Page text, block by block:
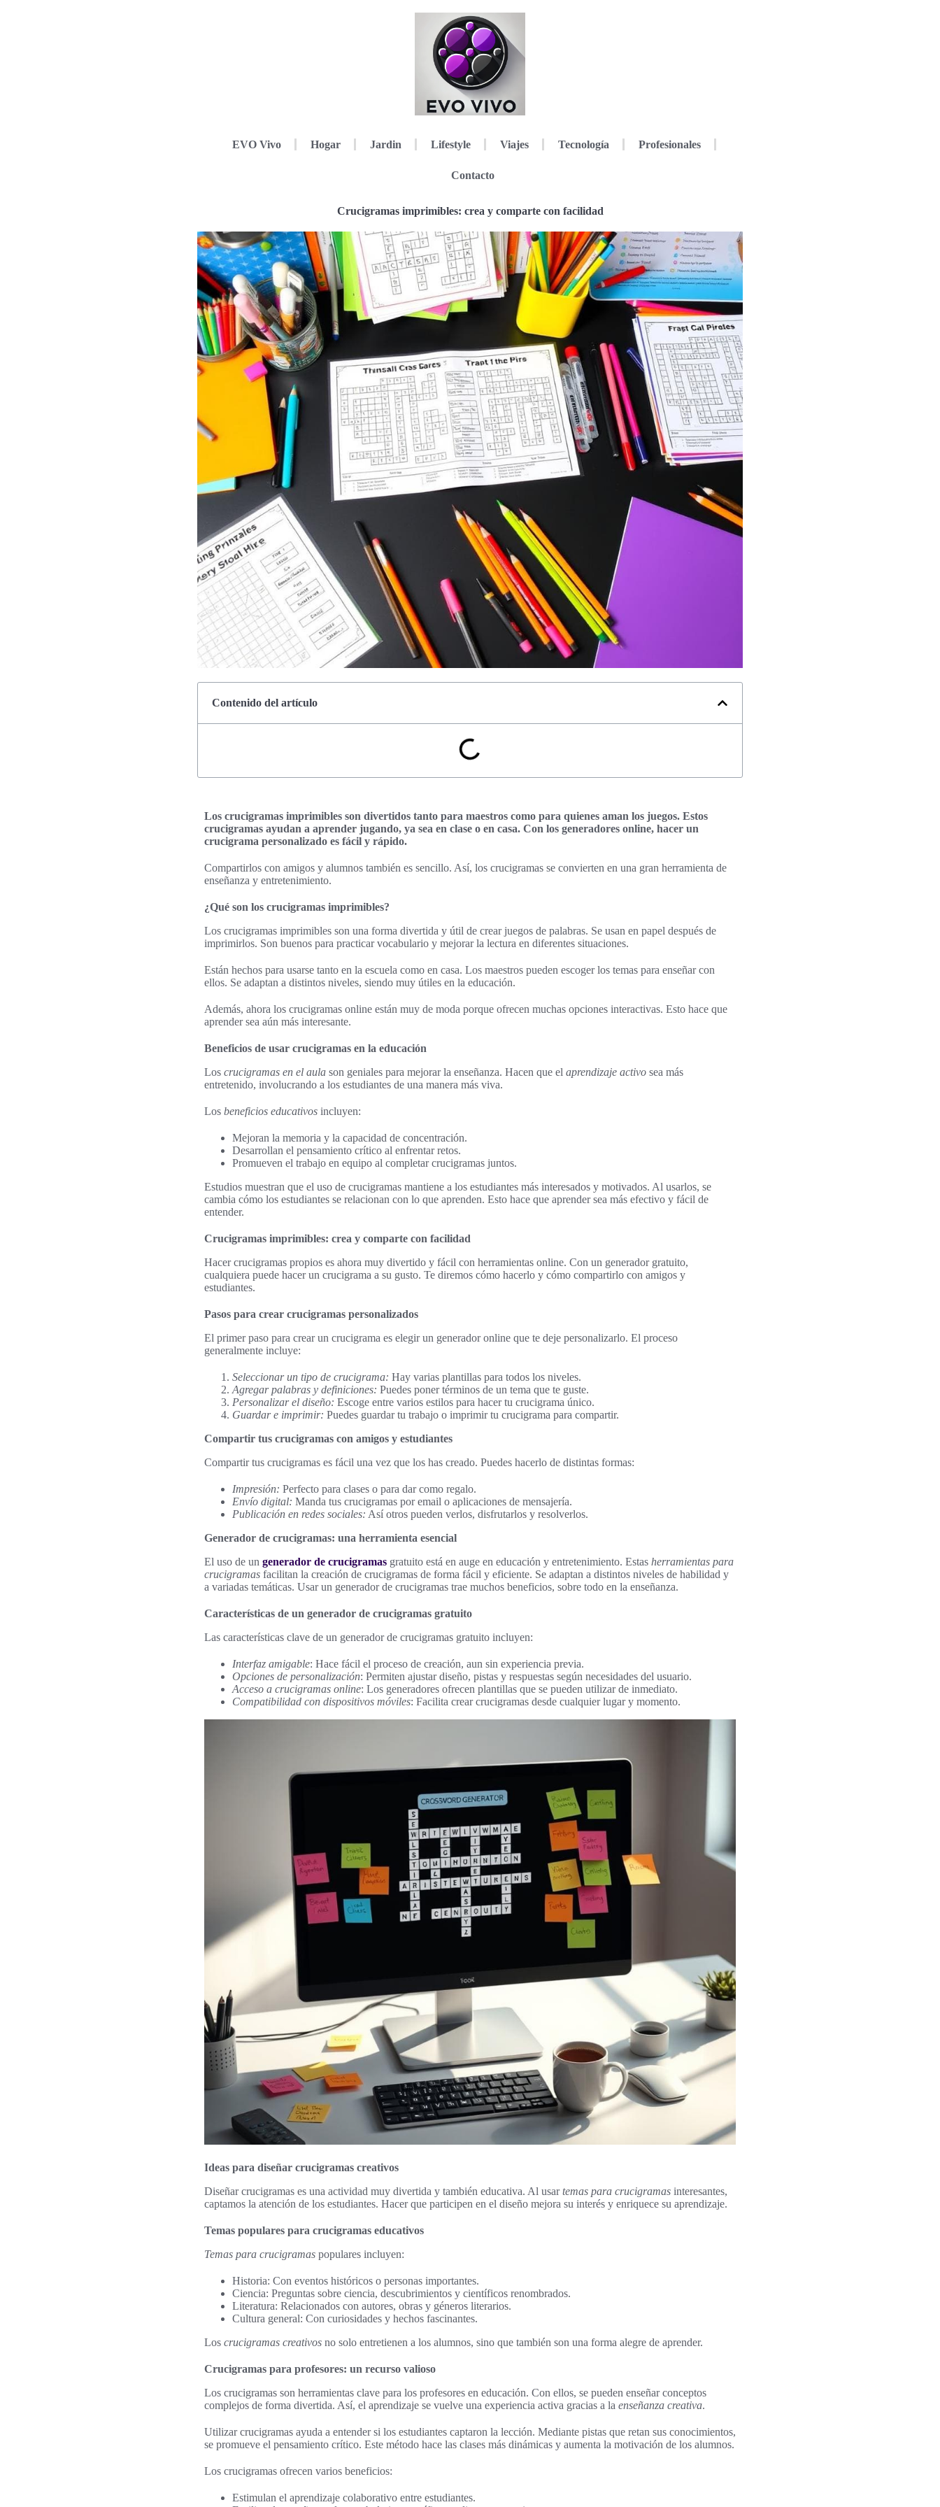
EVO Vivo Hogar Jardin Lifestyle Viajes Tecnología Profesionales
Contacto
Crucigramas imprimibles: crea y comparte con facilidad
Contenido del artículo
Los crucigramas imprimibles son divertidos tanto para maestros como para quienes aman los juegos. Estos
crucigramas ayudan a aprender jugando, ya sea en clase o en casa. Con los generadores online, hacer un
crucigrama personalizado es fácil y rápido.
Compartirlos con amigos y alumnos también es sencillo. Así, los crucigramas se convierten en una gran herramienta de
enseñanza y entretenimiento.
¿Qué son los crucigramas imprimibles?
Los crucigramas imprimibles son una forma divertida y útil de crear juegos de palabras. Se usan en papel después de
imprimirlos. Son buenos para practicar vocabulario y mejorar la lectura en diferentes situaciones.
Están hechos para usarse tanto en la escuela como en casa. Los maestros pueden escoger los temas para enseñar con
ellos. Se adaptan a distintos niveles, siendo muy útiles en la educación.
Además, ahora los crucigramas online están muy de moda porque ofrecen muchas opciones interactivas. Esto hace que
aprender sea aún más interesante.
Beneficios de usar crucigramas en la educación
Los crucigramas en el aula son geniales para mejorar la enseñanza. Hacen que el aprendizaje activo sea más
entretenido, involucrando a los estudiantes de una manera más viva.
Los beneficios educativos incluyen:
Mejoran la memoria y la capacidad de concentración.
Desarrollan el pensamiento crítico al enfrentar retos.
Promueven el trabajo en equipo al completar crucigramas juntos.
Estudios muestran que el uso de crucigramas mantiene a los estudiantes más interesados y motivados. Al usarlos, se
cambia cómo los estudiantes se relacionan con lo que aprenden. Esto hace que aprender sea más efectivo y fácil de
entender.
Crucigramas imprimibles: crea y comparte con facilidad
Hacer crucigramas propios es ahora muy divertido y fácil con herramientas online. Con un generador gratuito,
cualquiera puede hacer un crucigrama a su gusto. Te diremos cómo hacerlo y cómo compartirlo con amigos y
estudiantes.
Pasos para crear crucigramas personalizados
El primer paso para crear un crucigrama es elegir un generador online que te deje personalizarlo. El proceso
generalmente incluye:
Seleccionar un tipo de crucigrama: Hay varias plantillas para todos los niveles.
Agregar palabras y definiciones: Puedes poner términos de un tema que te guste.
Personalizar el diseño: Escoge entre varios estilos para hacer tu crucigrama único.
Guardar e imprimir: Puedes guardar tu trabajo o imprimir tu crucigrama para compartir.
Compartir tus crucigramas con amigos y estudiantes
Compartir tus crucigramas es fácil una vez que los has creado. Puedes hacerlo de distintas formas:
Impresión: Perfecto para clases o para dar como regalo.
Envío digital: Manda tus crucigramas por email o aplicaciones de mensajería.
Publicación en redes sociales: Así otros pueden verlos, disfrutarlos y resolverlos.
Generador de crucigramas: una herramienta esencial
El uso de un generador de crucigramas gratuito está en auge en educación y entretenimiento. Estas herramientas para
crucigramas facilitan la creación de crucigramas de forma fácil y eficiente. Se adaptan a distintos niveles de habilidad y
a variadas temáticas. Usar un generador de crucigramas trae muchos beneficios, sobre todo en la enseñanza.
Características de un generador de crucigramas gratuito
Las características clave de un generador de crucigramas gratuito incluyen:
Interfaz amigable: Hace fácil el proceso de creación, aun sin experiencia previa.
Opciones de personalización: Permiten ajustar diseño, pistas y respuestas según necesidades del usuario.
Acceso a crucigramas online: Los generadores ofrecen plantillas que se pueden utilizar de inmediato.
Compatibilidad con dispositivos móviles: Facilita crear crucigramas desde cualquier lugar y momento.
Ideas para diseñar crucigramas creativos
Diseñar crucigramas es una actividad muy divertida y también educativa. Al usartemas para crucigramas interesantes,
captamos la atención de los estudiantes. Hacer que participen en el diseño mejora su interés y enriquece su aprendizaje.
Temas populares para crucigramas educativos
Temas para crucigramas populares incluyen:
Historia: Con eventos históricos o personas importantes.
Ciencia: Preguntas sobre ciencia, descubrimientos y científicos renombrados.
Literatura: Relacionados con autores, obras y géneros literarios.
Cultura general: Con curiosidades y hechos fascinantes.
Los crucigramas creativos no solo entretienen a los alumnos, sino que también son una forma alegre de aprender.
Crucigramas para profesores: un recurso valioso
Los crucigramas son herramientas clave para los profesores en educación. Con ellos, se pueden enseñar conceptos
complejos de forma divertida. Así, el aprendizaje se vuelve una experiencia activa gracias a la enseñanza creativa.
Utilizar crucigramas ayuda a entender si los estudiantes captaron la lección. Mediante pistas que retan sus conocimientos,
se promueve el pensamiento crítico. Este método hace las clases más dinámicas y aumenta la motivación de los alumnos.
Los crucigramas ofrecen varios beneficios:
Estimulan el aprendizaje colaborativo entre estudiantes.